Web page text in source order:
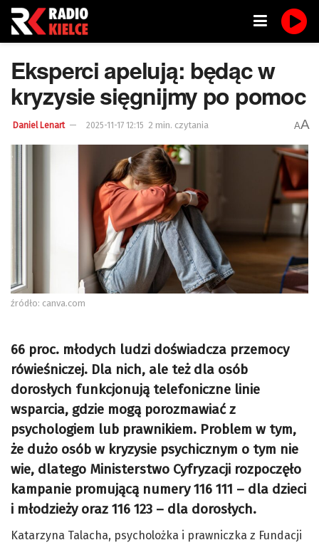
Eksperci apelują: będąc w
kryzysie sięgnijmy po pomoc
Daniel Lenart 2025-11-17 12:15 2 min. czytania AA
źródło: canva.com
66 proc. młodych ludzi doświadcza przemocy
rówieśniczej. Dla nich, ale też dla osób
dorosłych funkcjonują telefoniczne linie
wsparcia, gdzie mogą porozmawiać z
psychologiem lub prawnikiem. Problem w tym,
że dużo osób w kryzysie psychicznym o tym nie
wie, dlatego Ministerstwo Cyfryzacji rozpoczęło
kampanie promującą numery 116 111 – dla dzieci
i młodzieży oraz 116 123 – dla dorosłych.
Katarzyna Talacha, psycholożka i prawniczka z Fundacji